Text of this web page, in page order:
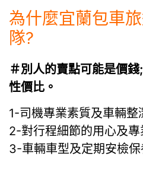
為什麼宜蘭包車
隊?
＃別人的賣點可能是價
性價比。
1-司機專業素質及車輛整
2-對行程細節的用心及專
3-車輛車型及定期安檢保